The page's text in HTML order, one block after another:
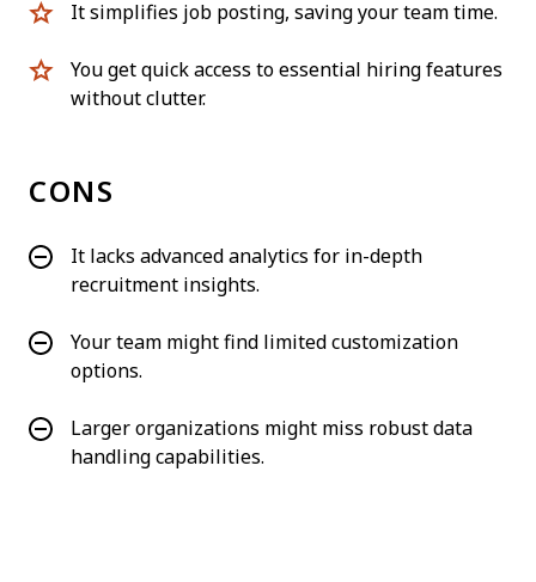
It simplifies job posting, saving your team time.
You get quick access to essential hiring features
without clutter.
CONS
It lacks advanced analytics for in-depth
recruitment insights.
Your team might find limited customization
options.
Larger organizations might miss robust data
handling capabilities.